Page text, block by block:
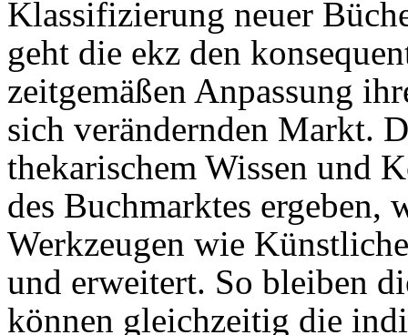
Klassifizierung neuer
geht die ekz den
zeitgemäßen Anpassung
sich verändernden Markt.
the­karischem Wissen und
des Buchmarktes ergeben,
Werkzeugen wie
und erweitert. So bleiben
können gleichzeitig die